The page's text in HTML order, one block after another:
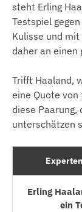
steht Erling
Testspiel
Kulisse und
daher an einen
Trifft Haaland,
eine Quote
diese Paarung,
unterschätzen
Erling
ein